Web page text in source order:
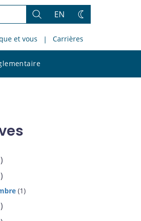
Rechercher
EN
Changez
thème
et vous Carrières
le
(1)